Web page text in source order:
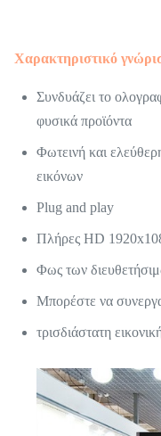
Χαρακτηριστικό
Συνδυάζει το
φυσικά προϊόντα
Φωτεινή και
εικόνων
Plug and play
Πλήρες HD
Φως των
Μπορέστε να
τρισδιάστατη